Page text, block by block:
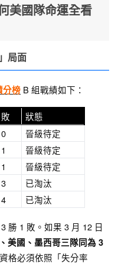
美國隊命運全看
局面
分榜 B 組戰績如下：
敗
狀態
0
晉級待定
1
晉級待定
1
晉級待定
3
已淘汰
4 已淘汰
勝 1 敗。如果 3 月 12 日
美國、墨西哥三隊同為 3
格必須依照「失分率